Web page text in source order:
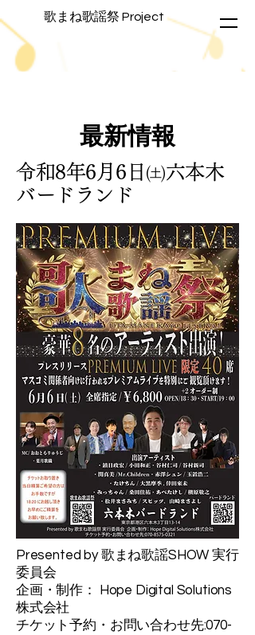
歌まね歌謡祭 Project
​最新情報
​令和8年6月6日㈯六本木
バードランド
Presented by 歌まね歌謡SHOW 実行
委員会
企画・制作： Hope Digital Solutions
株式会社
チケット予約・お問い合わせ先:070-